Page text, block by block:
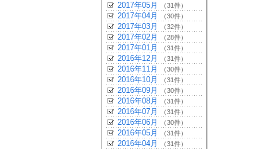
2017年05月 （31件）
2017年04月 （30件）
2017年03月 （32件）
2017年02月 （28件）
2017年01月 （31件）
2016年12月 （31件）
2016年11月 （30件）
2016年10月 （31件）
2016年09月 （30件）
2016年08月 （31件）
2016年07月 （31件）
2016年06月 （30件）
2016年05月 （31件）
2016年04月 （31件）